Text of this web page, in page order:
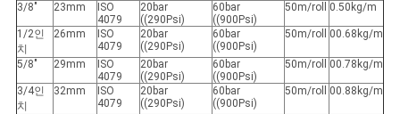
3/8" 23mm
ISO
4079
20bar
((290Psi)
60bar
((900Psi)
50m/roll 0.50kg/m
1/2인
치
26mm
ISO
4079
20bar
((290Psi)
60bar
((900Psi)
50m/roll 00.68kg/m
5/8" 29mm
ISO
4079
20bar
((290Psi)
60bar
((900Psi)
50m/roll 00.78kg/m
3/4인
치
32mm
ISO
4079
20bar
((290Psi)
60bar
((900Psi)
50m/roll 00.88kg/m